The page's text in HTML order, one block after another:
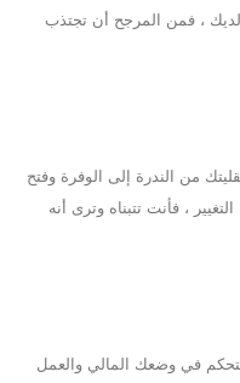
، فمن المرجح أن تجتذب
من الندرة إلى الوفرة وفتح
، فأنت تتبناه وترى أنه
في وضعك المالي والعمل